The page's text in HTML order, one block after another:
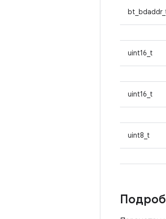
uint16_t
uint16_t
uint8_t